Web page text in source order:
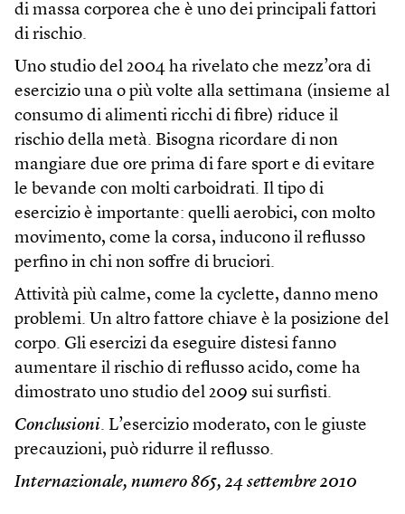
di massa corporea che è uno dei principali fattori
di rischio.
Uno studio del 2004 ha rivelato che mezz’ora di
esercizio una o più volte alla settimana (insieme al
consumo di alimenti ricchi di fibre) riduce il
rischio della metà. Bisogna ricordare di non
mangiare due ore prima di fare sport e di evitare
le bevande con molti carboidrati. Il tipo di
esercizio è importante: quelli aerobici, con molto
movimento, come la corsa, inducono il reflusso
perfino in chi non soffre di bruciori.
Attività più calme, come la cyclette, danno meno
problemi. Un altro fattore chiave è la posizione del
corpo. Gli esercizi da eseguire distesi fanno
aumentare il rischio di reflusso acido, come ha
dimostrato uno studio del 2009 sui surfisti.
Conclusioni. L’esercizio moderato, con le giuste
precauzioni, può ridurre il reflusso.
Internazionale, numero 865, 24 settembre 2010